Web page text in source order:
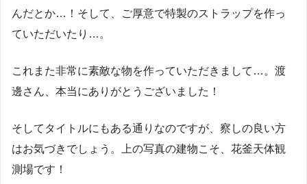
んだとか…！そして、ご厚意で特製のストラップを作っ
ていただいたり…。
これまた非常に素敵な物を作っていただきまして…。渡
邊さん、本当にありがとうございました！
そしてタイトルにもある通りなのですが、察しの良い方
はお気づきでしょう。上の写真の建物こそ、花釜天体観
測場です！